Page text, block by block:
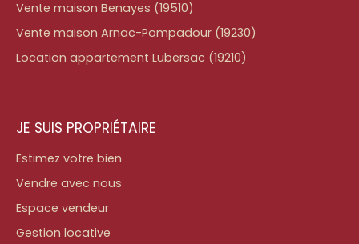
Vente maison Benayes (19510)
Vente maison Arnac-Pompadour (19230)
Location appartement Lubersac (19210)
JE SUIS PROPRIÉTAIRE
Estimez votre bien
Vendre avec nous
Espace vendeur
Gestion locative